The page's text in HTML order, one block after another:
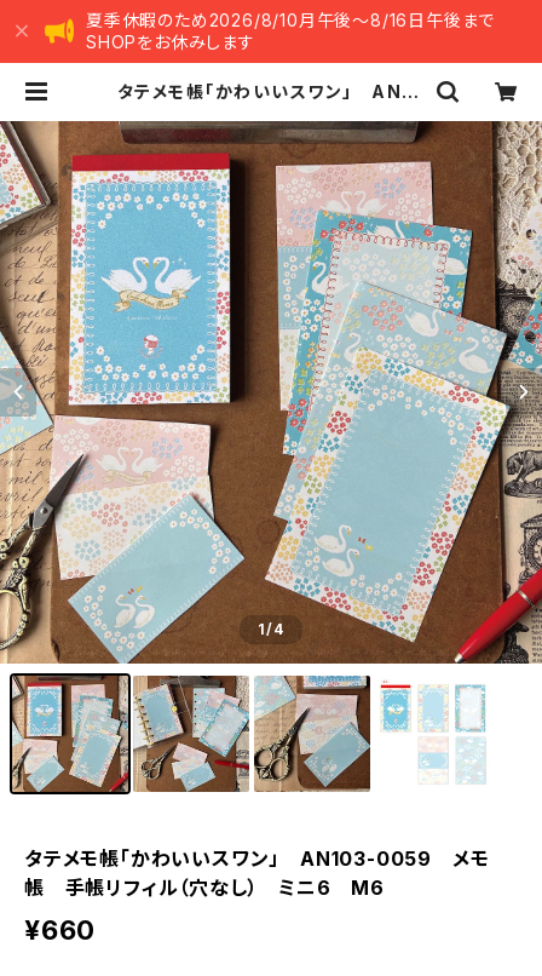
夏季休暇のため2026/8/10月午後～8/16日午後まで
SHOPをお休みします
タテメモ帳「かわいいスワン」 AN10
なし） ミニ6 M6 | ants handm
ade market -アンツ ハンドメイド
マーケット-
1/4
タテメモ帳「かわいいスワン」 AN103-0059 メモ
帳 手帳リフィル（穴なし） ミニ6 M6
¥660